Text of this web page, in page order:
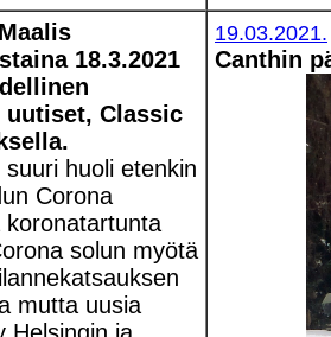
18.3.2021
uutiset, Classic
huoli etenkin
Corona
solun myötä
mutta uusia
19.03.2021.
Canthin